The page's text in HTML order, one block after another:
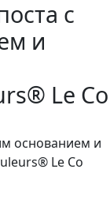
с
и
Le Co
основанием и
Le Co